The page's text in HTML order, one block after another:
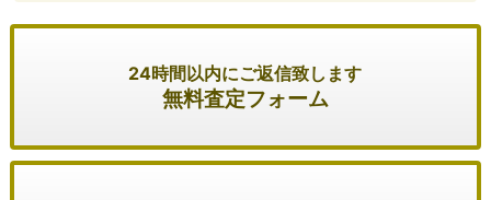
24時間以内にご返信致します
無料査定フォーム